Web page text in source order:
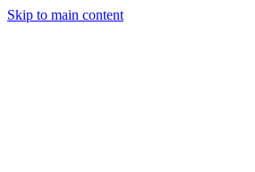
Skip to main content